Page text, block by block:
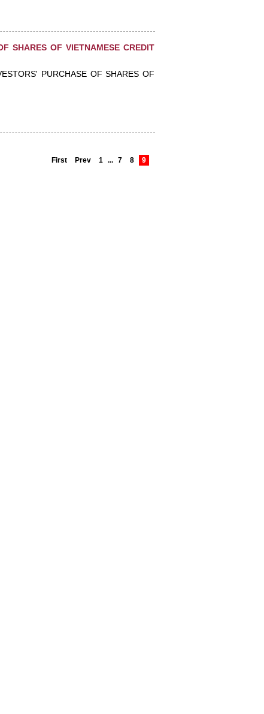
SHARES OF VIETNAMESE CREDIT
PURCHASE OF SHARES OF
First Prev 1 ... 7 8 9